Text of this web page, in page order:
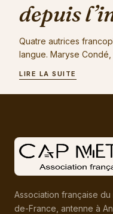
depuis
Quatre autrices
langue. Maryse
comme une thèse,
LIRE LA SUITE
Association française du
de-France, antenne à